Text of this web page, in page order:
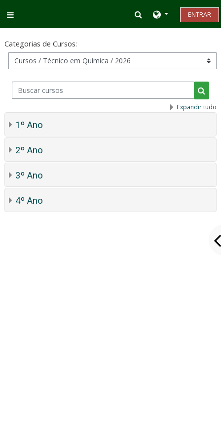
Alternar entrada
ENTRAR
Categorias de Cursos:
Buscar cursos
Expandir tudo
1º Ano
2º Ano
3º Ano
4º Ano